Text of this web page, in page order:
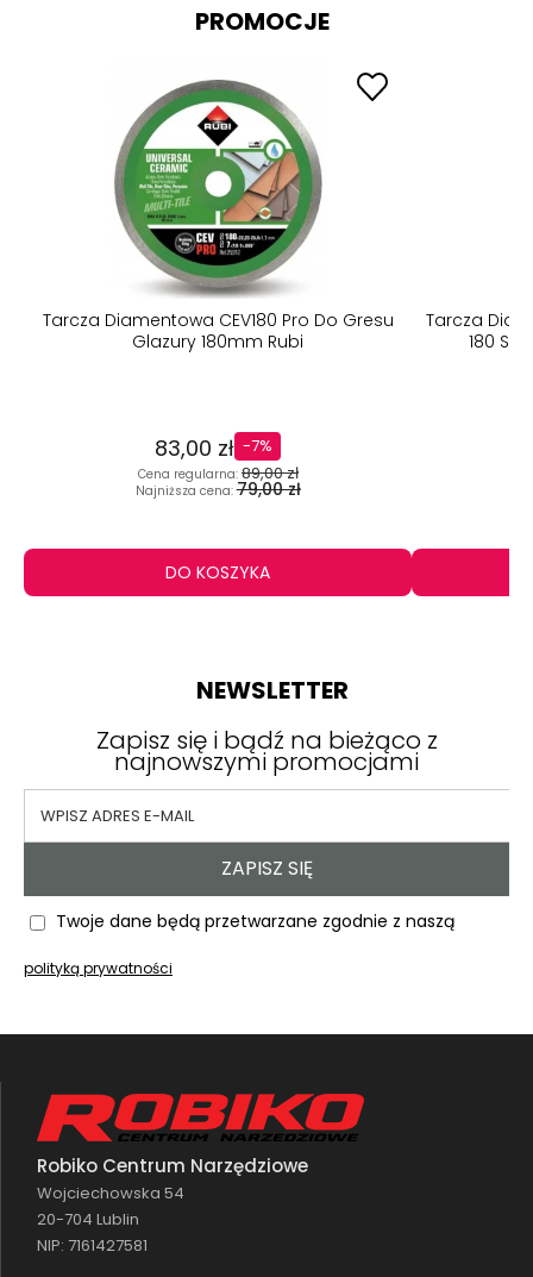
PROMOCJE
Tarcza Diamentowa CEV180 Pro Do Gresu
Glazury 180mm Rubi
83,00 zł
Cena regularna: 89,00 zł
Najniższa cena:79,00 zł
-7%
DO KOSZYKA
Tarcza
180
NEWSLETTER
Zapisz się i bądź na bieżąco z
najnowszymi promocjami
ZAPISZ SIĘ
Twoje dane będą przetwarzane zgodnie z naszą
polityką prywatności
Robiko Centrum Narzędziowe
Wojciechowska 54
20-704 Lublin
NIP: 7161427581